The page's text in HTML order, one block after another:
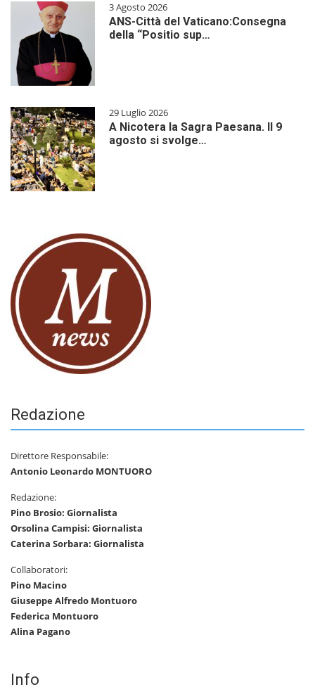
3 Agosto 2026
ANS-Città del Vaticano:Consegna
della “Positio sup…
29 Luglio 2026
A Nicotera la Sagra Paesana. Il 9
agosto si svolge…
Redazione
Direttore Responsabile:
Antonio Leonardo MONTUORO
Redazione:
Pino Brosio: Giornalista
Orsolina Campisi: Giornalista
Caterina Sorbara: Giornalista
Collaboratori:
Pino Macino
Giuseppe Alfredo Montuoro
Federica Montuoro
Alina Pagano
Info